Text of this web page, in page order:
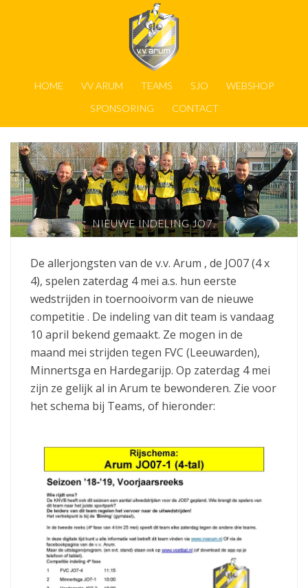
HOME VV ARUM TEAMS SJO
WEBSHOP
SPONSORING
CONTACT
NIEUWE INDELING JO7.
De allerjongsten van de v.v. Arum , de JO07 (4 x
4), spelen zaterdag 4 mei a.s. hun eerste
wedstrijden in toernooivorm van de nieuwe
competitie . De indeling van dit team is vandaag
10 april bekend gemaakt. Ze mogen in de
maand mei strijden tegen FVC (Leeuwarden),
Minnertsga en Hardegarijp. Op zaterdag 4 mei
zijn ze gelijk al in Arum te bewonderen. Zie voor
het schema bij Teams, of hieronder: